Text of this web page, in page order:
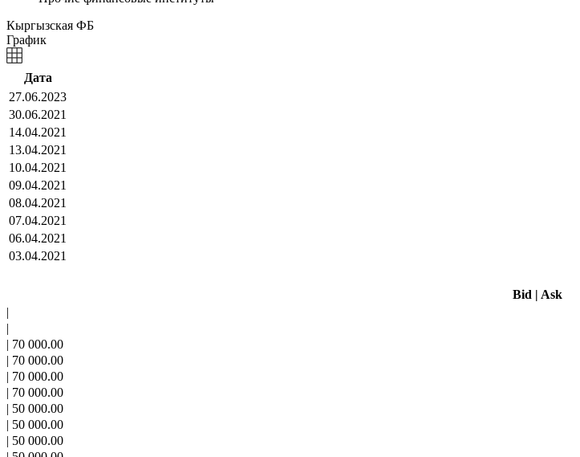
Кыргызская ФБ
График
Дата
27.06.2023
30.06.2021
14.04.2021
13.04.2021
10.04.2021
09.04.2021
08.04.2021
07.04.2021
06.04.2021
03.04.2021
Bid | Ask
|
|
| 70 000.00
| 70 000.00
| 70 000.00
| 70 000.00
| 50 000.00
| 50 000.00
| 50 000.00